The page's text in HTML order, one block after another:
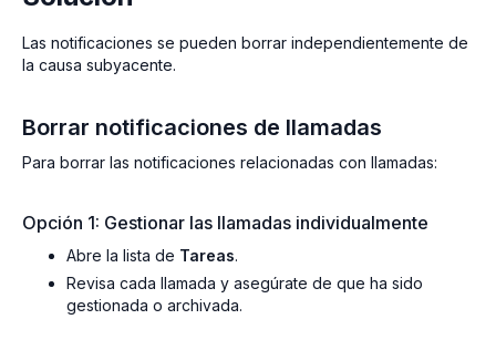
Las notificaciones se pueden borrar independientemente de
la causa subyacente.
Borrar notificaciones de llamadas
Para borrar las notificaciones relacionadas con llamadas:
Opción 1: Gestionar las llamadas individualmente
Abre la lista de Tareas.
Revisa cada llamada y asegúrate de que ha sido
gestionada o archivada.